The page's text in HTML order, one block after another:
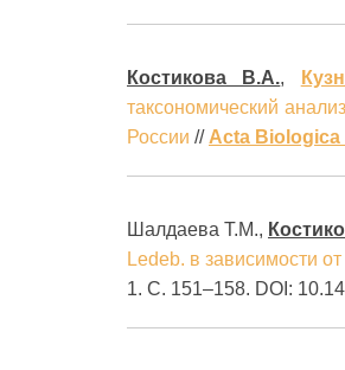
Костикова В.А.,
таксономический
России // Acta Biologica
Шалдаева Т.М.,
Ledeb. в зависимости
1. С. 151–158. DOI: